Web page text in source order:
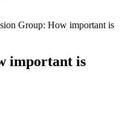
Group: How important is
important is